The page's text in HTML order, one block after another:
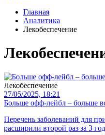
Главная
Аналитика
Лекобеспечение
Лекобеспечение
27/05/2025, 18:21
Больше офф-лейбл – больше
Перечень заболеваний для
расширили второй раз за 3